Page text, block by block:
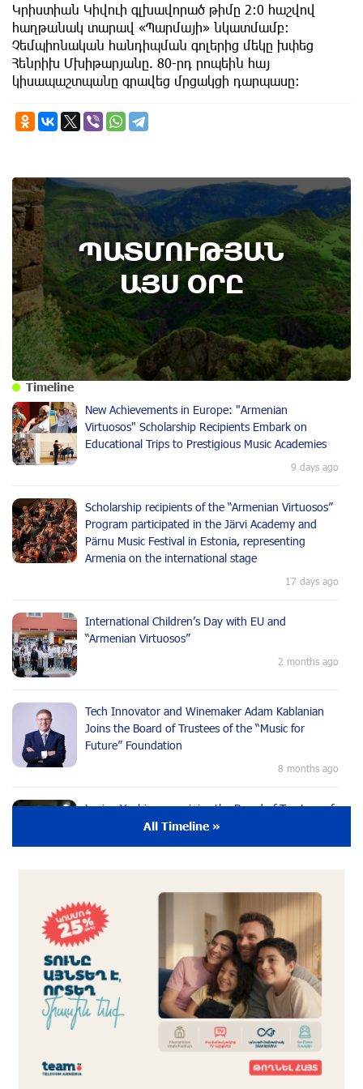
Կրիստիան Կիվուի գլխավորած թիմը 2:0 հաշվով
հաղթանակ տարավ «Պարմայի» նկատմամբ:
Չեմպիոնական հանդիպման գոլերից մեկը խփեց
Հենրիխ Մխիթարյանը. 80-րդ րոպեին հայ
կիսապաշտպանը գրավեց մրցակցի դարպասը:
ՊԱՏՄՈՒԹՅԱՆ
ԱՅՍ ՕՐԸ
Timeline
New Achievements in Europe: "Armenian
Virtuosos" Scholarship Recipients Embark on
Educational Trips to Prestigious Music Academies
9 days ago
Scholarship recipients of the “Armenian Virtuosos”
Program participated in the Järvi Academy and
Pärnu Music Festival in Estonia, representing
Armenia on the international stage
17 days ago
International Children’s Day with EU and
“Armenian Virtuosos”
2 months ago
Tech Innovator and Winemaker Adam Kablanian
Joins the Board of Trustees of the “Music for
Future” Foundation
8 months ago
Lusine Yeghiazaryan joins the Board of Trustees of
the Music for the Future Foundation
9 months ago
Young Musician from the “Born in Artsakh”
Program, Arsen Safaryan, Performed at the
Anniversary Concert of the “Artis Futura”
Foundation with the Moscow “Russian
Philharmonia” Symphony Orchestra
9 months ago
Young Musicians of the “Born in Artsakh” Program
Bring the Voice of Artsakh to Moscow
9 months ago
All Timeline »